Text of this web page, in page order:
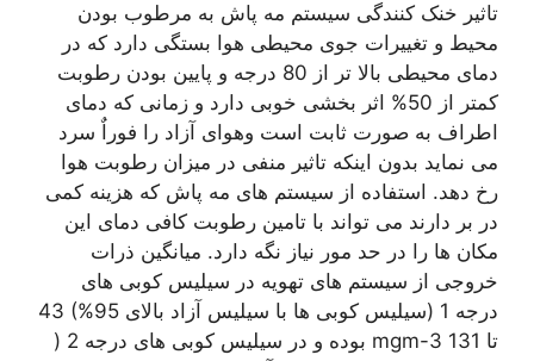
تاثیر خنک کنندگی سیستم مه پاش به مرطوب بودن
محیط و تغییرات جوی محیطی هوا بستگی دارد که در
دمای محیطی بالا تر از 80 درجه و پایین بودن رطوبت
کمتر از 50% اثر بخشی خوبی دارد و زمانی که دمای
اطراف به صورت ثابت است وهوای آزاد را فوراٌ سرد
می نماید بدون اینکه تاثیر منفی در میزان رطوبت هوا
رخ دهد. استفاده از سیستم های مه پاش که هزینه کمی
در بر دارند می تواند با تامین رطوبت کافی دمای این
مکان ها را در حد مور نیاز نگه دارد. میانگین ذرات
خروجی از سیستم های تهویه در سیلیس کوبی های
درجه 1 (سیلیس کوبی ها با سیلیس آزاد بالای 95%) 43
تا mgm-3 131 بوده و در سیلیس کوبی های درجه 2 (